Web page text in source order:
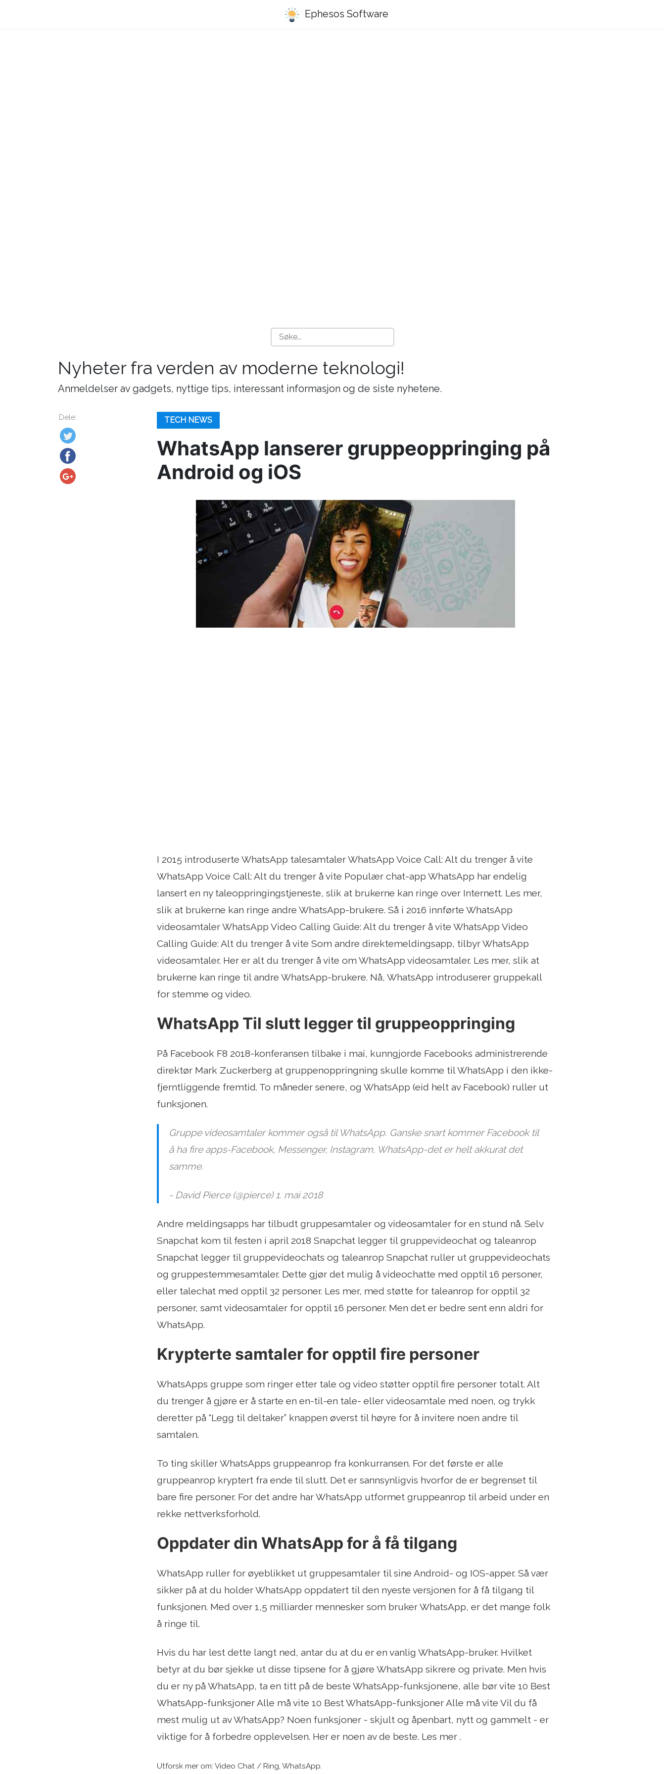
Ephesos Software
Nyheter fra verden av moderne teknologi!
Anmeldelser av gadgets, nyttige tips, interessant informasjon og de siste nyhetene.
Dele: TECH NEWS
WhatsApp lanserer gruppeoppringing på
Android og iOS
I 2015 introduserte WhatsApp talesamtaler WhatsApp Voice Call: Alt du trenger å vite
WhatsApp Voice Call: Alt du trenger å vite Populær chat-app WhatsApp har endelig
lansert en ny taleoppringingstjeneste, slik at brukerne kan ringe over Internett. Les mer,
slik at brukerne kan ringe andre WhatsApp-brukere. Så i 2016 innførte WhatsApp
videosamtaler WhatsApp Video Calling Guide: Alt du trenger å vite WhatsApp Video
Calling Guide: Alt du trenger å vite Som andre direktemeldingsapp, tilbyr WhatsApp
videosamtaler. Her er alt du trenger å vite om WhatsApp videosamtaler. Les mer, slik at
brukerne kan ringe til andre WhatsApp-brukere. Nå, WhatsApp introduserer gruppekall
for stemme og video.
WhatsApp Til slutt legger til gruppeoppringing
På Facebook F8 2018-konferansen tilbake i mai, kunngjorde Facebooks administrerende
direktør Mark Zuckerberg at gruppenoppringning skulle komme til WhatsApp i den ikke-
fjerntliggende fremtid. To måneder senere, og WhatsApp (eid helt av Facebook) ruller ut
funksjonen.
Gruppe videosamtaler kommer også til WhatsApp. Ganske snart kommer Facebook til
å ha fire apps-Facebook, Messenger, Instagram, WhatsApp-det er helt akkurat det
samme.
- David Pierce (@pierce) 1. mai 2018
Andre meldingsapps har tilbudt gruppesamtaler og videosamtaler for en stund nå. Selv
Snapchat kom til festen i april 2018 Snapchat legger til gruppevideochat og taleanrop
Snapchat legger til gruppevideochats og taleanrop Snapchat ruller ut gruppevideochats
og gruppestemmesamtaler. Dette gjør det mulig å videochatte med opptil 16 personer,
eller talechat med opptil 32 personer. Les mer, med støtte for taleanrop for opptil 32
personer, samt videosamtaler for opptil 16 personer. Men det er bedre sent enn aldri for
WhatsApp.
Krypterte samtaler for opptil fire personer
WhatsApps gruppe som ringer etter tale og video støtter opptil fire personer totalt. Alt
du trenger å gjøre er å starte en en-til-en tale- eller videosamtale med noen, og trykk
deretter på “Legg til deltaker” knappen øverst til høyre for å invitere noen andre til
samtalen.
To ting skiller WhatsApps gruppeanrop fra konkurransen. For det første er alle
gruppeanrop kryptert fra ende til slutt. Det er sannsynligvis hvorfor de er begrenset til
bare fire personer. For det andre har WhatsApp utformet gruppeanrop til arbeid under en
rekke nettverksforhold.
Oppdater din WhatsApp for å få tilgang
WhatsApp ruller for øyeblikket ut gruppesamtaler til sine Android- og IOS-apper. Så vær
sikker på at du holder WhatsApp oppdatert til den nyeste versjonen for å få tilgang til
funksjonen. Med over 1,5 milliarder mennesker som bruker WhatsApp, er det mange folk
å ringe til.
Hvis du har lest dette langt ned, antar du at du er en vanlig WhatsApp-bruker. Hvilket
betyr at du bør sjekke ut disse tipsene for å gjøre WhatsApp sikrere og private. Men hvis
du er ny på WhatsApp, ta en titt på de beste WhatsApp-funksjonene, alle bør vite 10 Best
WhatsApp-funksjoner Alle må vite 10 Best WhatsApp-funksjoner Alle må vite Vil du få
mest mulig ut av WhatsApp? Noen funksjoner - skjult og åpenbart, nytt og gammelt - er
viktige for å forbedre opplevelsen. Her er noen av de beste. Les mer .
Utforsk mer om: Video Chat / Ring, WhatsApp.